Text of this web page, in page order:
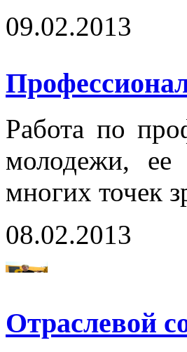
09.02.2013
Работа по
молодежи, ее
многих точек
08.02.2013
Отраслевой